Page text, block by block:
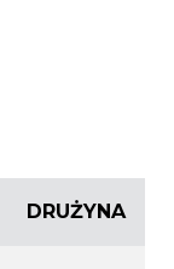
DRUŻYNA